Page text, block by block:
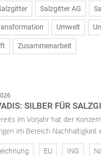
Salzgitter AG
Umwelt
Zusammenarbeit
SILBER FÜR
im Vorjahr hat der
im Bereich Nachhaltigkeit
EU ING